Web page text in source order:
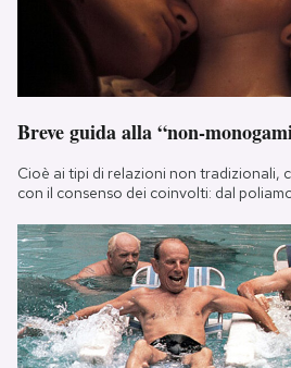
Breve guida alla “non-
Cioè ai tipi di relazioni non tradizionali,
con il consenso dei coinvolti: dal